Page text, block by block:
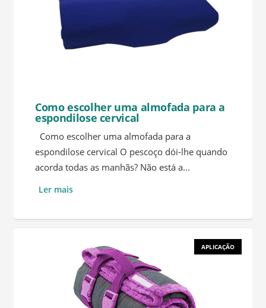
Como escolher uma almofada para a
espondilose cervical
Como escolher uma almofada para a
espondilose cervical O pescoço dói-lhe quando
acorda todas as manhãs? Não está a...
Ler mais
APLICAÇÃO